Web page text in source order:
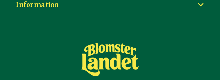
Information
Köp- och leveransvillkor